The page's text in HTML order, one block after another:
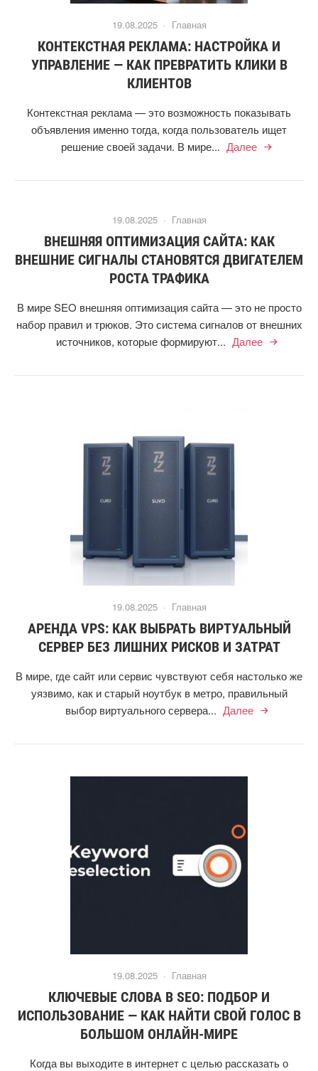
19.08.2025 · Главная
КОНТЕКСТНАЯ РЕКЛАМА: НАСТРОЙКА И
УПРАВЛЕНИЕ — КАК ПРЕВРАТИТЬ КЛИКИ В
КЛИЕНТОВ
Контекстная реклама — это возможность показывать
объявления именно тогда, когда пользователь ищет
решение своей задачи. В мире... Далее
19.08.2025 · Главная
ВНЕШНЯЯ ОПТИМИЗАЦИЯ САЙТА: КАК
ВНЕШНИЕ СИГНАЛЫ СТАНОВЯТСЯ ДВИГАТЕЛЕМ
РОСТА ТРАФИКА
В мире SEO внешняя оптимизация сайта — это не просто
набор правил и трюков. Это система сигналов от внешних
источников, которые формируют... Далее
19.08.2025 · Главная
АРЕНДА VPS: КАК ВЫБРАТЬ ВИРТУАЛЬНЫЙ
СЕРВЕР БЕЗ ЛИШНИХ РИСКОВ И ЗАТРАТ
В мире, где сайт или сервис чувствуют себя настолько же
уязвимо, как и старый ноутбук в метро, правильный
выбор виртуального сервера... Далее
19.08.2025 · Главная
КЛЮЧЕВЫЕ СЛОВА В SEO: ПОДБОР И
ИСПОЛЬЗОВАНИЕ — КАК НАЙТИ СВОЙ ГОЛОС В
БОЛЬШОМ ОНЛАЙН-МИРЕ
Когда вы выходите в интернет с целью рассказать о